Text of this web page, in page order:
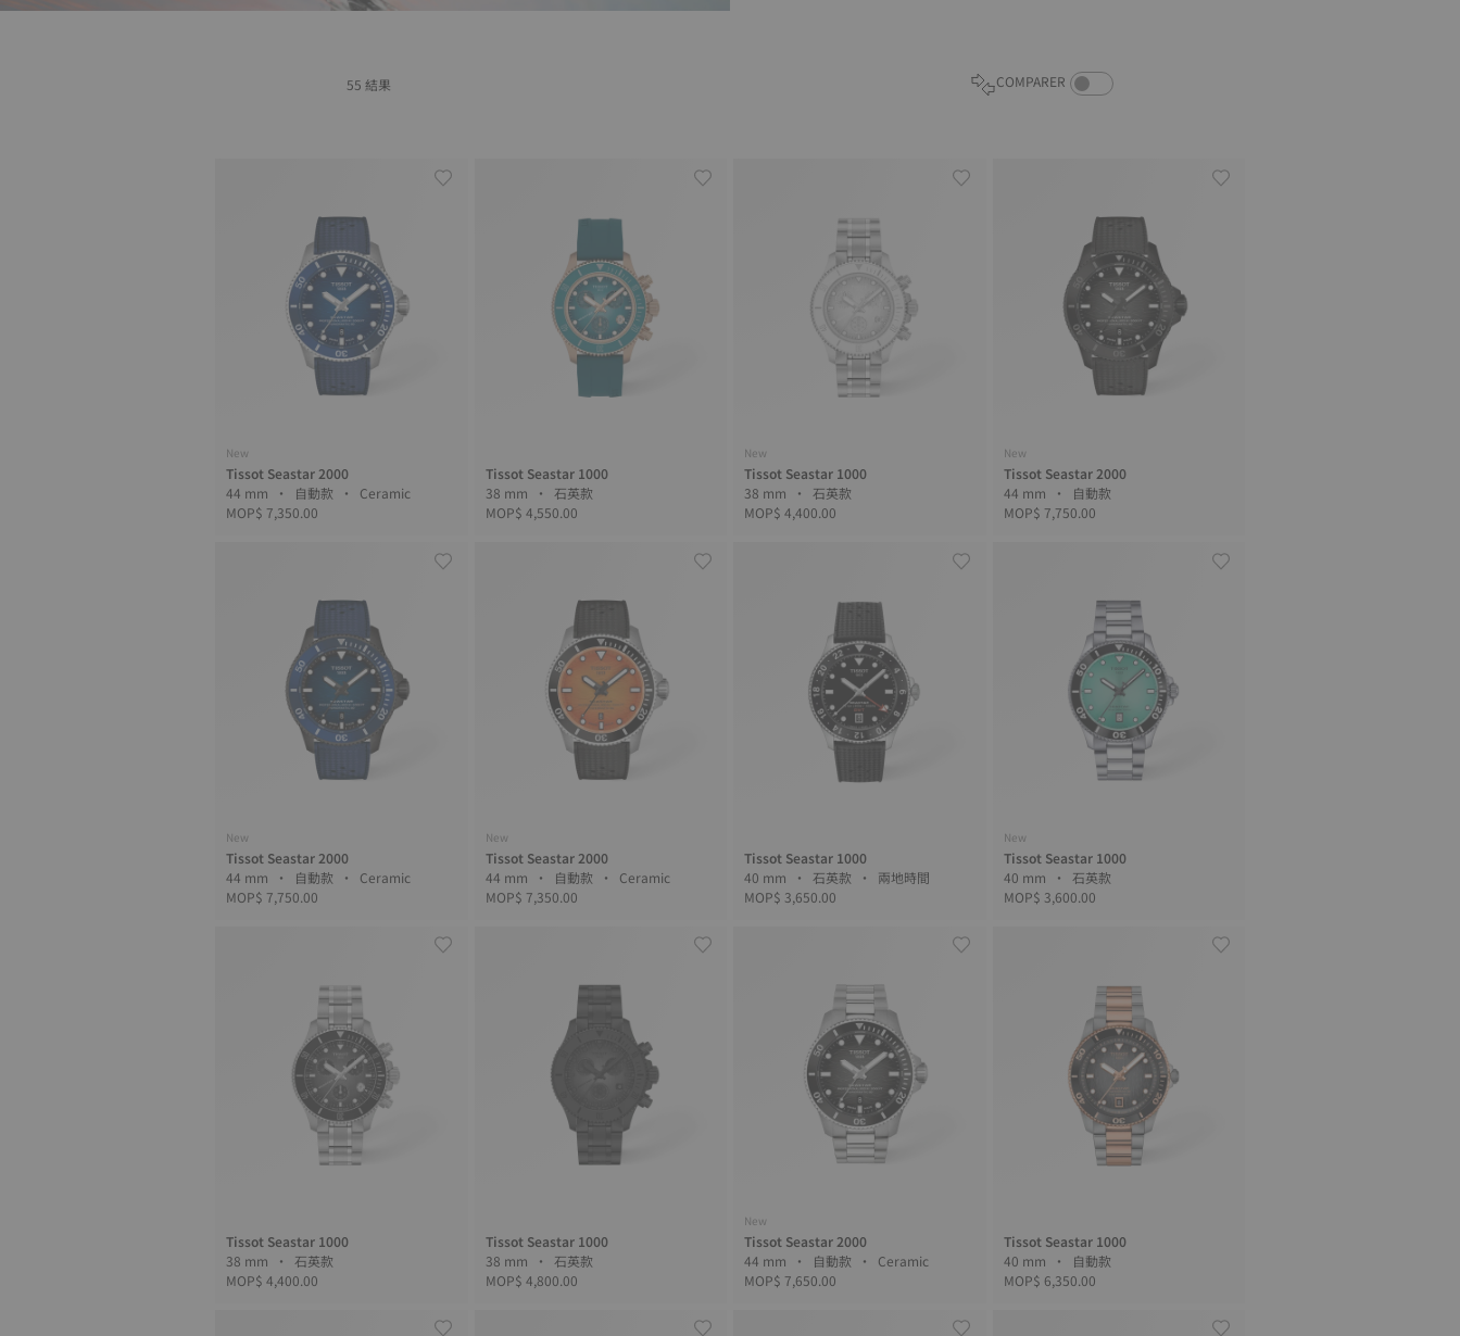
55 結果 COMPARER COMPARE PRODUCTS TOGGLE
New
Tissot Seastar 2000
44 mm • 自動款 • Ceramic
MOP$ 7,350.00
Tissot Seastar 1000
38 mm • 石英款
MOP$ 4,550.00
New
Tissot Seastar 1000
38 mm • 石英款
MOP$ 4,400.00
New
Tissot Seastar 2000
44 mm • 自動款
MOP$ 7,750.00
New
Tissot Seastar 2000
44 mm • 自動款 • Ceramic
MOP$ 7,750.00
New
Tissot Seastar 2000
44 mm • 自動款 • Ceramic
MOP$ 7,350.00
Tissot Seastar 1000
40 mm • 石英款 • 兩地時間
MOP$ 3,650.00
New
Tissot Seastar 1000
40 mm • 石英款
MOP$ 3,600.00
Tissot Seastar 1000
38 mm • 石英款
MOP$ 4,400.00
Tissot Seastar 1000
38 mm • 石英款
MOP$ 4,800.00
New
Tissot Seastar 2000
44 mm • 自動款 • Ceramic
MOP$ 7,650.00
Tissot Seastar 1000
40 mm • 自動款
MOP$ 6,350.00